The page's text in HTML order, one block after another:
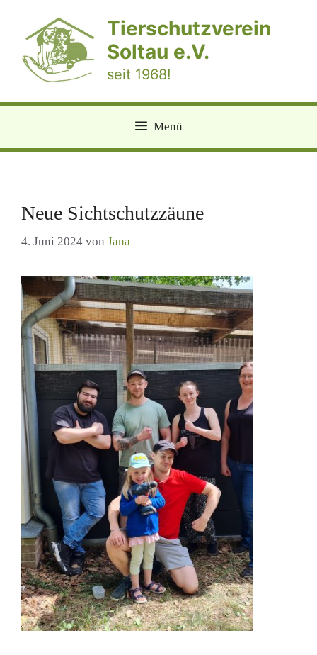
springen
Tierschutzverein
Soltau e.V.
seit 1968!
Menü
Neue Sichtschutzzäune
4. Juni 2024 von Jana